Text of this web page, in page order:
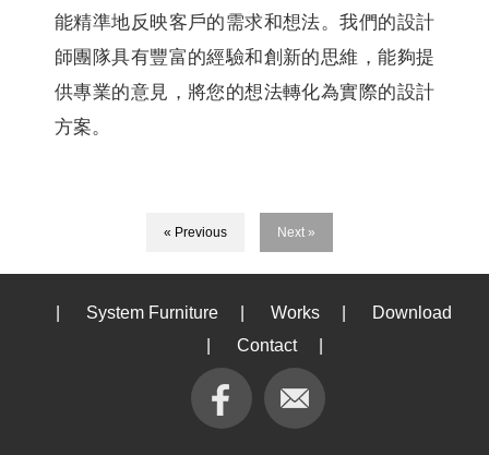
能精準地反映客戶的需求和想法。我們的設計
師團隊具有豐富的經驗和創新的思維，能夠提
供專業的意見，將您的想法轉化為實際的設計
方案。
« Previous Next »
System Furniture Works
Download
Contact